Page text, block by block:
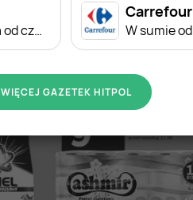
Oferta od czwartku
Carrefour
WIĘCEJ GAZETEK HITPOL